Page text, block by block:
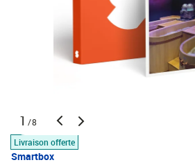
1 /8
Livraison offerte
Smartbox